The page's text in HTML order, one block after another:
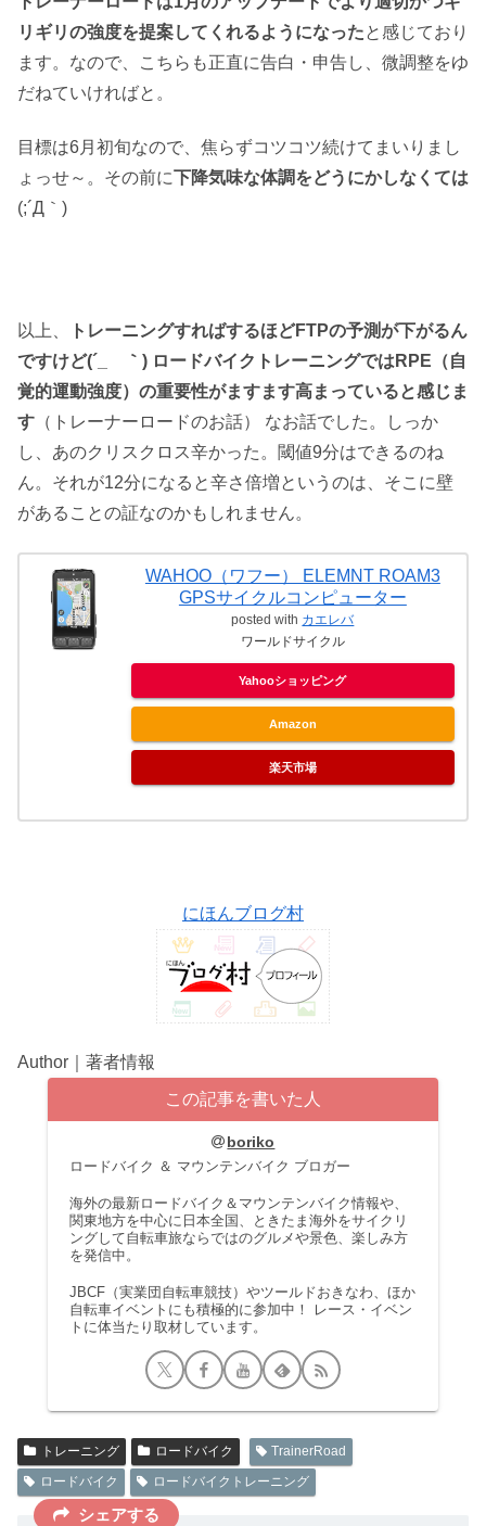
リギリの強度を提案してくれるようになったと感じており
ます。なので、こちらも正直に告白・申告し、微調整をゆ
だねていければと。
目標は6月初旬なので、焦らずコツコツ続けてまいりまし
ょっせ～。その前に下降気味な体調をどうにかしなくては
(;´Д｀)
以上、
トレーニングすればするほどFTPの予測が下がるん
ですけど(´_ゝ｀) ロードバイクトレーニングではRPE（自
覚的運動強度）の重要性がますます高まっていると感じま
す （トレーナーロードのお話） なお話でした。しっか
し、あのクリスクロス辛かった。閾値9分はできるのね
ん。それが12分になると辛さ倍増というのは、そこに壁
があることの証なのかもしれません。
WAHOO（ワフー） ELEMNT ROAM3
GPSサイクルコンピューター
posted with カエレバ
ワールドサイクル
Yahooショッピング
Amazon
楽天市場
にほんブログ村
Author｜著者情報
この記事を書いた人
boriko
ロードバイク ＆ マウンテンバイク ブロガー
海外の最新ロードバイク＆マウンテンバイク情報や、
関東地方を中心に日本全国、ときたま海外をサイクリ
ングして自転車旅ならではのグルメや景色、楽しみ方
を発信中。
JBCF（実業団自転車競技）やツールドおきなわ、ほか
自転車イベントにも積極的に参加中！ レース・イベン
トに体当たり取材しています。
トレーニング ロードバイク
TrainerRoad
ロードバイク
ロードバイクトレーニング
シェアする